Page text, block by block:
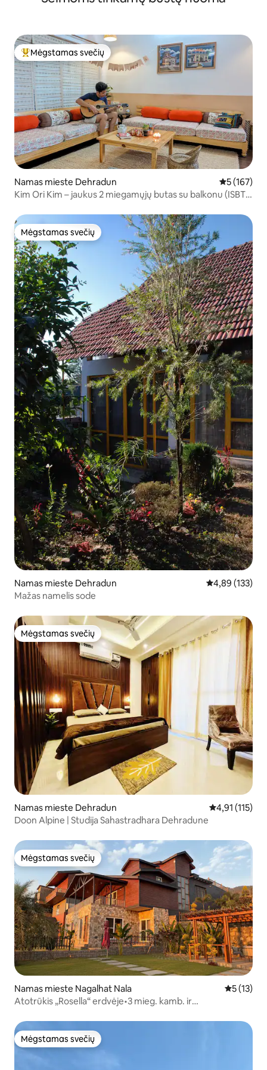
Svečių mėgstamiausias
Mėgstamas svečių
Namas mieste Dehradun Vidutinis
5 (167)
Kim Ori Kim – jaukus 2 miegamųjų butas su balkonu (ISBT 7
Mėgstamas svečių
Mėgstamas svečių
Namas mieste Dehradun Vidutinis
4,89 (133)
Mažas namelis sode
Mėgstamas svečių
Mėgstamas svečių
Namas mieste Dehradun Vidutinis
4,91 (115)
Doon Alpine | Studija Sahastradhara Dehradune
Mėgstamas svečių
Mėgstamas svečių
Namas mieste Nagalhat Nala Vidutinis
5 (13)
Atotrūkis „Rosella“ erdvėje•3 mieg. kamb. ir
Mėgstamas svečių
Mėgstamas svečių